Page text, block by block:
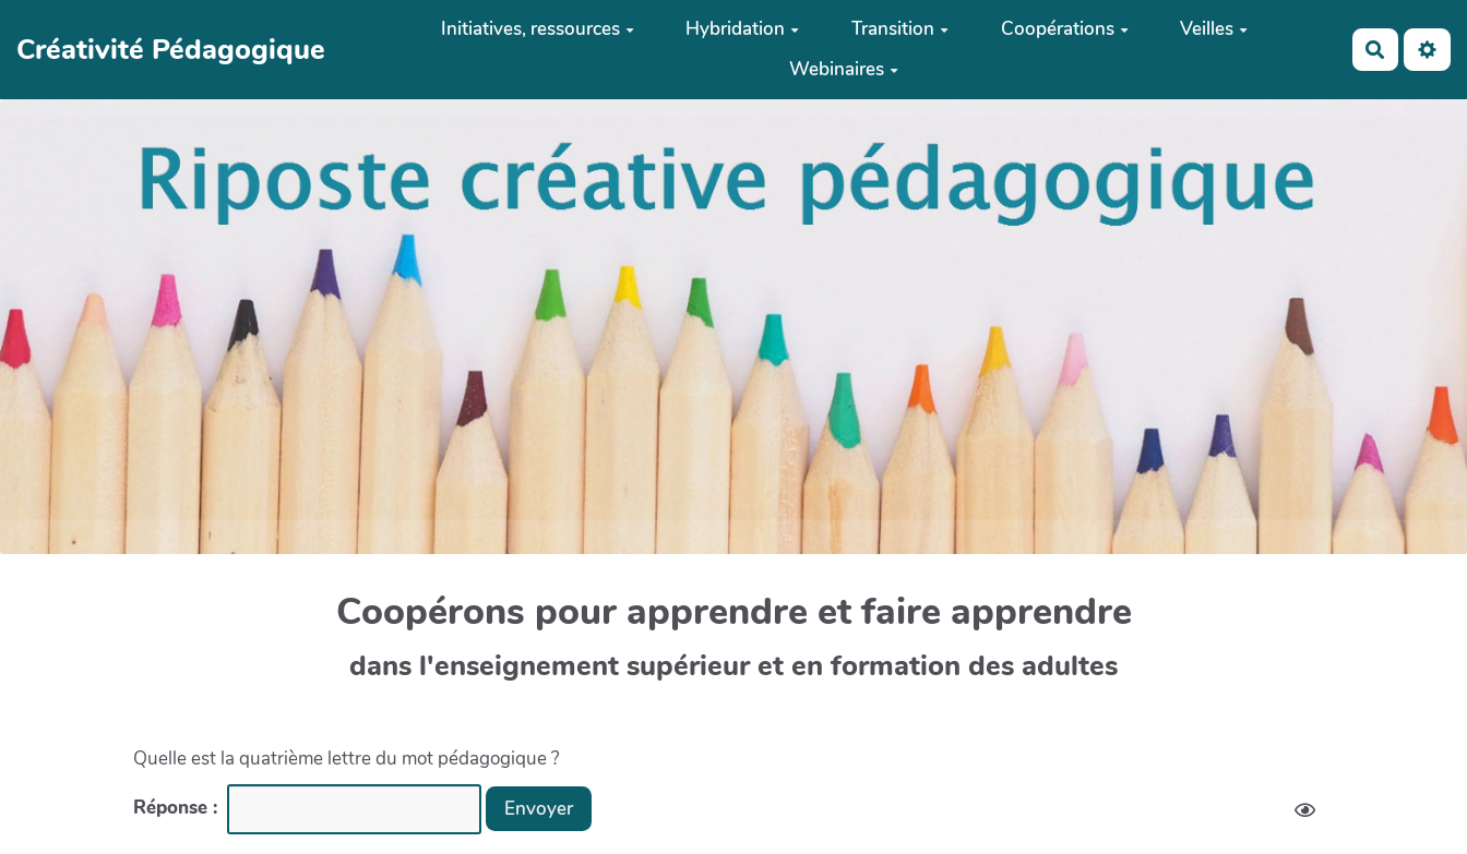
Créativité Pédagogique
Initiatives, ressources Hybridation Transition Coopérations
Veilles
Webinaires
Coopérons pour apprendre et faire apprendre
dans l'enseignement supérieur et en formation des adultes
Quelle est la quatrième lettre du mot pédagogique ?
Réponse :
Envoyer